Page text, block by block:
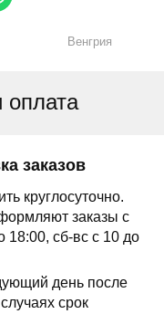
Венгрия
оплата
заказов
круглосуточно.
заказы с
18:00, сб-вс с 10 до
день после
срок